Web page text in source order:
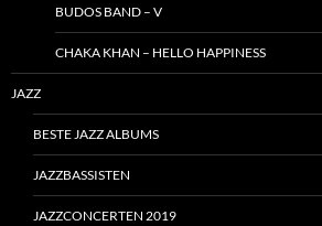
BUDOS BAND – V
CHAKA KHAN – HELLO HAPPINESS
JAZZ
BESTE JAZZ ALBUMS
JAZZBASSISTEN
JAZZCONCERTEN 2019